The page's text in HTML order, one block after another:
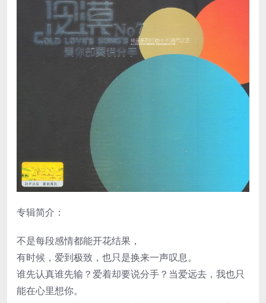
专辑简介：
不是每段感情都能开花结果，
有时候，爱到极致，也只是换来一声叹息。
谁先认真谁先输？爱着却要说分手？当爱远去，我也只
能在心里想你。